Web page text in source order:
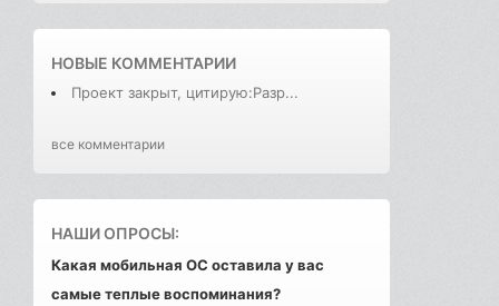
НОВЫЕ КОММЕНТАРИИ
Проект закрыт, цитирую:Разр...
все комментарии
НАШИ ОПРОСЫ:
Какая мобильная ОС оставила у вас
самые теплые воспоминания?